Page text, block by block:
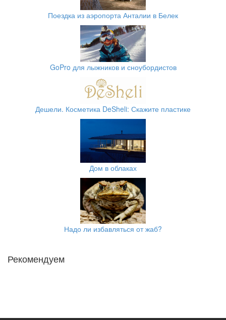
Поездка из аэропорта Анталии в Белек
GoPro для лыжников и сноубордистов
Дешели. Косметика DeSheli: Скажите пластике
Дом в облаках
Надо ли избавляться от жаб?
Рекомендуем